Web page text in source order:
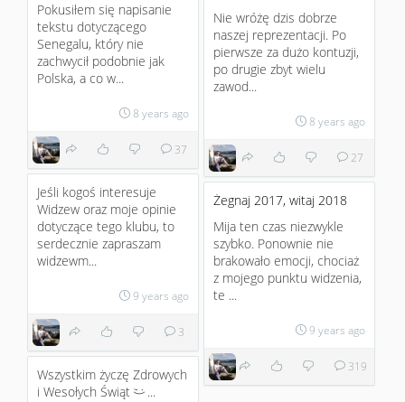
Pokusiłem się napisanie
tekstu dotyczącego
Senegalu, który nie
zachwycił podobnie jak
Polska, a co w...
8 years ago
37
Nie wróżę dzis dobrze
naszej reprezentacji. Po
pierwsze za dużo kontuzji,
po drugie zbyt wielu
zawod...
8 years ago
27
Jeśli kogoś interesuje
Widzew oraz moje opinie
dotyczące tego klubu, to
serdecznie zapraszam
widzewm...
9 years ago
3
Żegnaj 2017, witaj 2018
Mija ten czas niezwykle
szybko. Ponownie nie
brakowało emocji, chociaż
z mojego punktu widzenia,
te ...
9 years ago
319
Wszystkim życzę Zdrowych
i Wesołych Świąt ;) ...